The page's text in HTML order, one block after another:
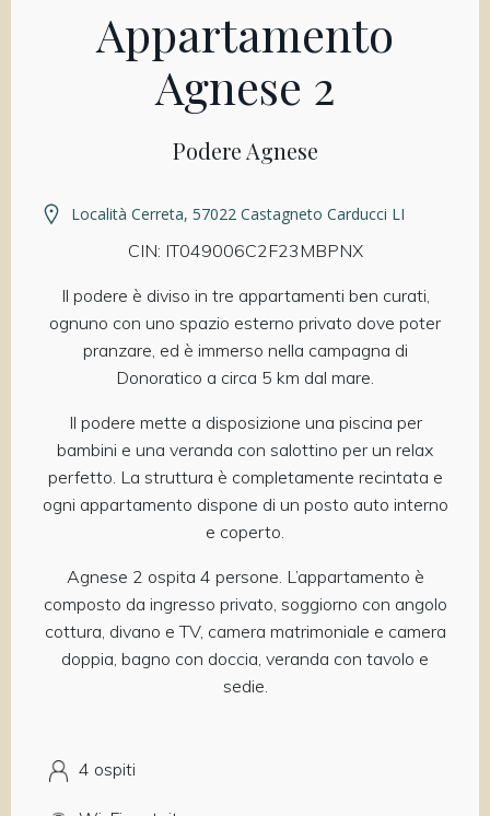
Appartamento
Agnese 2
Podere Agnese
Località Cerreta, 57022 Castagneto Carducci LI
CIN: IT049006C2F23MBPNX
Il podere è diviso in tre appartamenti ben curati,
ognuno con uno spazio esterno privato dove poter
pranzare, ed è immerso nella campagna di
Donoratico a circa 5 km dal mare.
Il podere mette a disposizione una piscina per
bambini e una veranda con salottino per un relax
perfetto. La struttura è completamente recintata e
ogni appartamento dispone di un posto auto interno
e coperto.
Agnese 2 ospita 4 persone. L’appartamento è
composto da ingresso privato, soggiorno con angolo
cottura, divano e TV, camera matrimoniale e camera
doppia, bagno con doccia, veranda con tavolo e
sedie.
4 ospiti